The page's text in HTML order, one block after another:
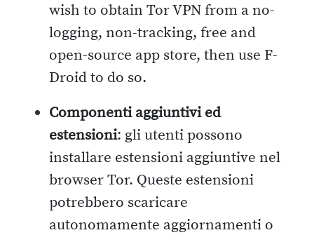
wish to obtain Tor VPN from a no-
logging, non-tracking, free and
open-source app store, then use F-
Droid to do so.
Componenti aggiuntivi ed
estensioni: gli utenti possono
installare estensioni aggiuntive nel
browser Tor. Queste estensioni
potrebbero scaricare
autonomamente aggiornamenti o